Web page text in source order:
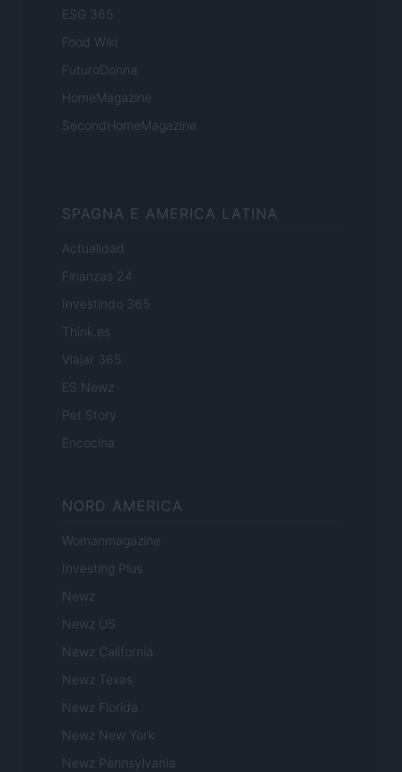
ESG 365
Food Wiki
FuturoDonna
HomeMagazine
SecondHomeMagazine
SPAGNA E AMERICA LATINA
Actualidad
Finanzas 24
Investindo 365
Think.es
Viajar 365
ES Newz
Pet Story
Encocina
NORD AMERICA
Womanmagazine
Investing Plus
Newz
Newz US
Newz California
Newz Texas
Newz Florida
Newz New York
Newz Pennsylvania